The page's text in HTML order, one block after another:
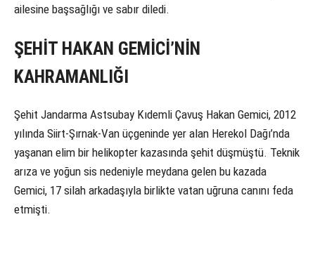
ailesine başsağlığı ve sabır diledi.
ŞEHİT HAKAN GEMİCİ’NİN
KAHRAMANLIĞI
Şehit Jandarma Astsubay Kıdemli Çavuş Hakan Gemici, 2012
yılında Siirt-Şırnak-Van üçgeninde yer alan Herekol Dağı’nda
yaşanan elim bir helikopter kazasında şehit düşmüştü. Teknik
arıza ve yoğun sis nedeniyle meydana gelen bu kazada
Gemici, 17 silah arkadaşıyla birlikte vatan uğruna canını feda
etmişti.